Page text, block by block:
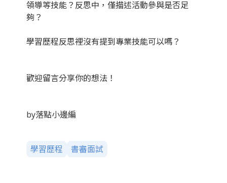
領導等技能？反思中，僅描述活動參與是否足
夠？
學習歷程反思裡沒有提到專業技能可以嗎？
歡迎留言分享你的想法！
by落點小邊編
學習歷程 書審面試